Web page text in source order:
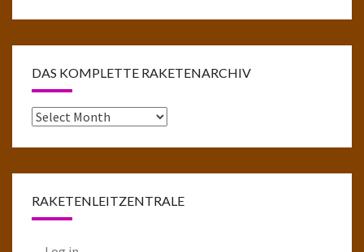
DAS KOMPLETTE RAKETENARCHIV
Das
RAKETENLEITZENTRALE